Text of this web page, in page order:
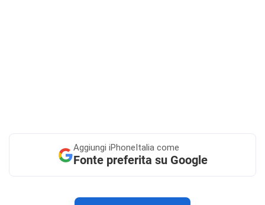
Aggiungi iPhoneItalia come
Fonte preferita su Google